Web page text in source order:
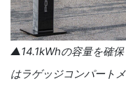
▲14.1kWhの容量を確
はラゲッジコンパート